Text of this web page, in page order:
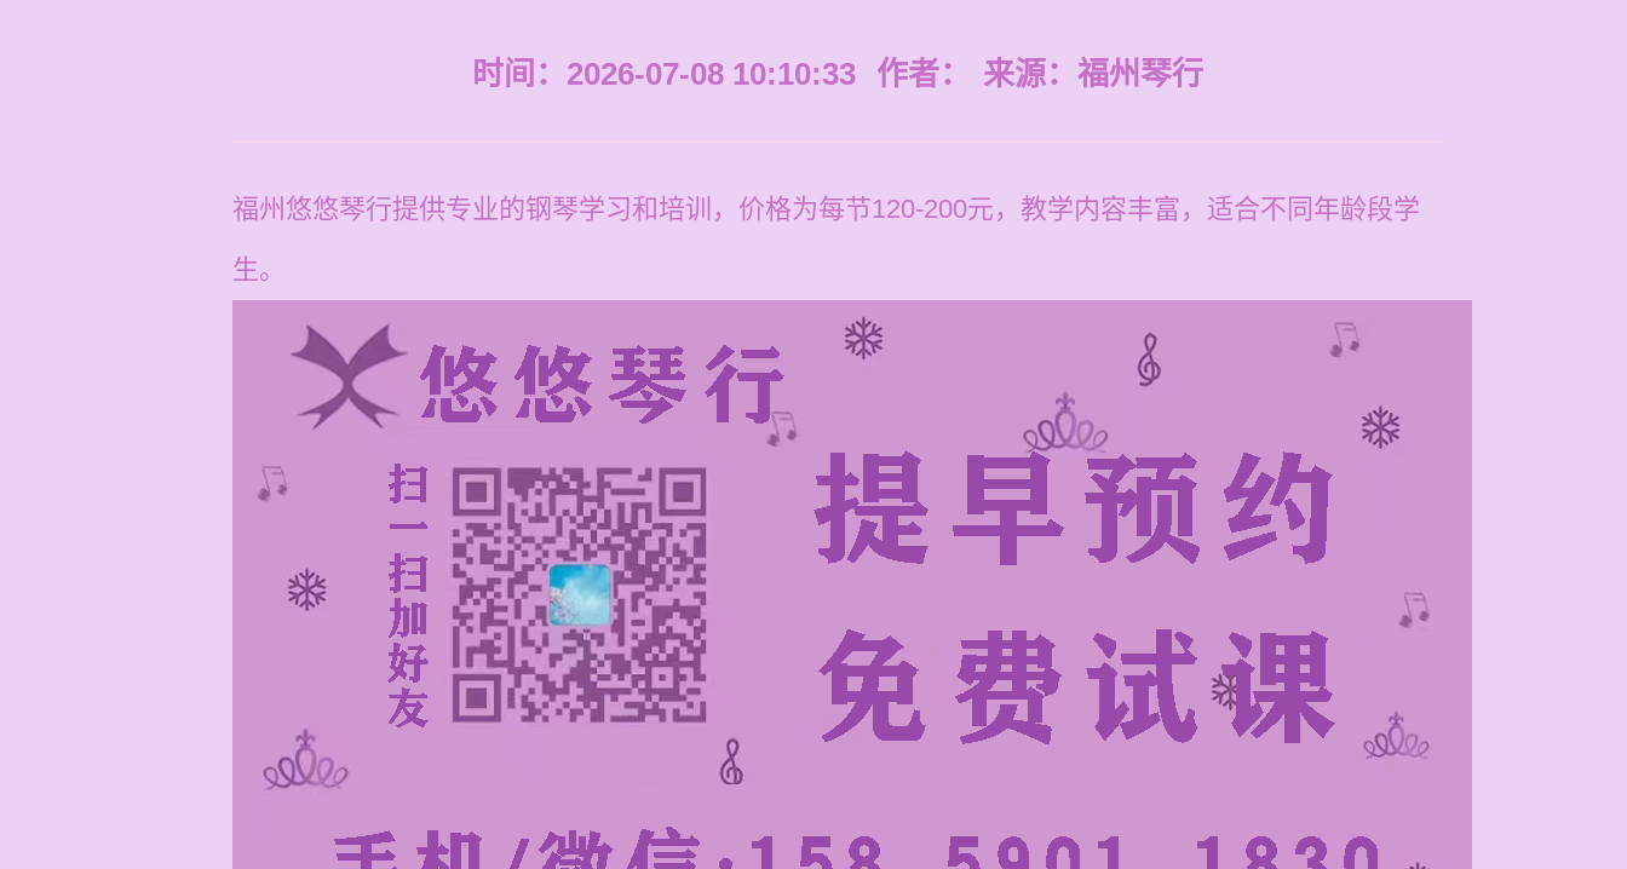
时间：2026-07-08 10:10:33 作者： 来源： 福州琴行
福州悠悠琴行提供专业的钢琴学习和培训，价格为每节120-200元，教学内容丰富，适合不同年龄段学
生。